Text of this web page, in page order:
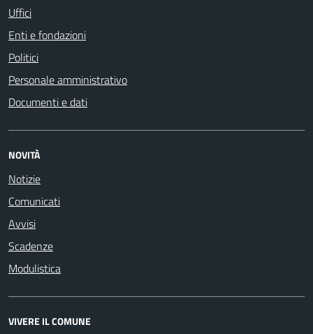
Uffici
Enti e fondazioni
Politici
Personale amministrativo
Documenti e dati
NOVITÀ
Notizie
Comunicati
Avvisi
Scadenze
Modulistica
VIVERE IL COMUNE